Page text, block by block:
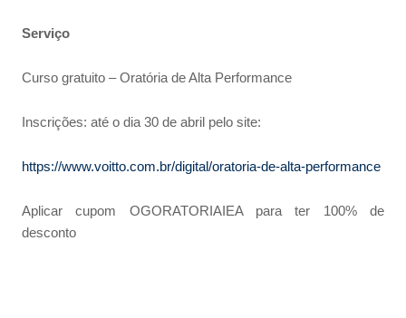
Serviço
Curso gratuito – Oratória de Alta Performance
Inscrições: até o dia 30 de abril pelo site:
https://www.voitto.com.br/digital/oratoria-de-alta-performance
Aplicar cupom OGORATORIAIEA para ter 100% de
desconto